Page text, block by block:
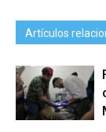
Artículos